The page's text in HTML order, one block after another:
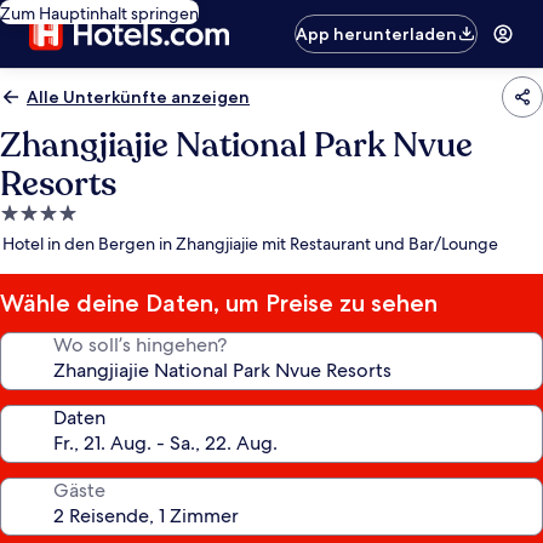
Zum Hauptinhalt springen
App herunterladen
Alle Unterkünfte anzeigen
Zhangjiajie National Park Nvue
Resorts
4.0-
Sterne-
Hotel in den Bergen in Zhangjiajie mit Restaurant und Bar/Lounge
Wähle deine Daten, um Preise zu sehen
Wo soll’s hingehen?
Daten
Gäste